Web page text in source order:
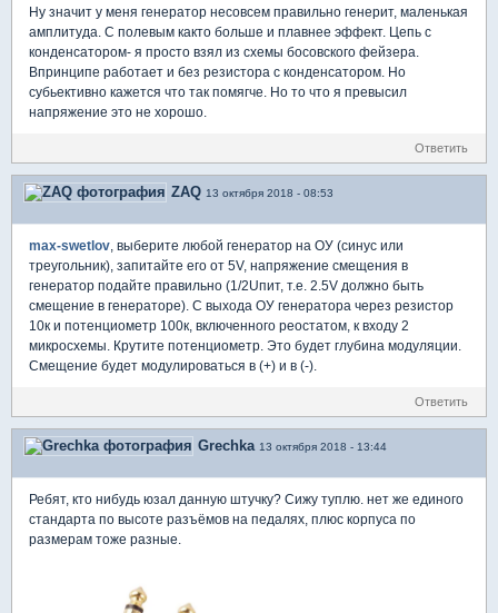
Ну значит у меня генератор несовсем правильно генерит, маленькая
амплитуда. С полевым както больше и плавнее эффект. Цепь с
конденсатором- я просто взял из схемы босовского фейзера.
Впринципе работает и без резистора с конденсатором. Но
субьективно кажется что так помягче. Но то что я превысил
напряжение это не хорошо.
Ответить
ZAQ 13 октября 2018 - 08:53
max-swetlov, выберите любой генератор на ОУ (синус или
треугольник), запитайте его от 5V, напряжение смещения в
генератор подайте правильно (1/2Uпит, т.е. 2.5V должно быть
смещение в генераторе). С выхода ОУ генератора через резистор
10к и потенциометр 100к, включенного реостатом, к входу 2
микросхемы. Крутите потенциометр. Это будет глубина модуляции.
Смещение будет модулироваться в (+) и в (-).
Ответить
Grechka 13 октября 2018 - 13:44
Ребят, кто нибудь юзал данную штучку? Сижу туплю. нет же единого
стандарта по высоте разъёмов на педалях, плюс корпуса по
размерам тоже разные.